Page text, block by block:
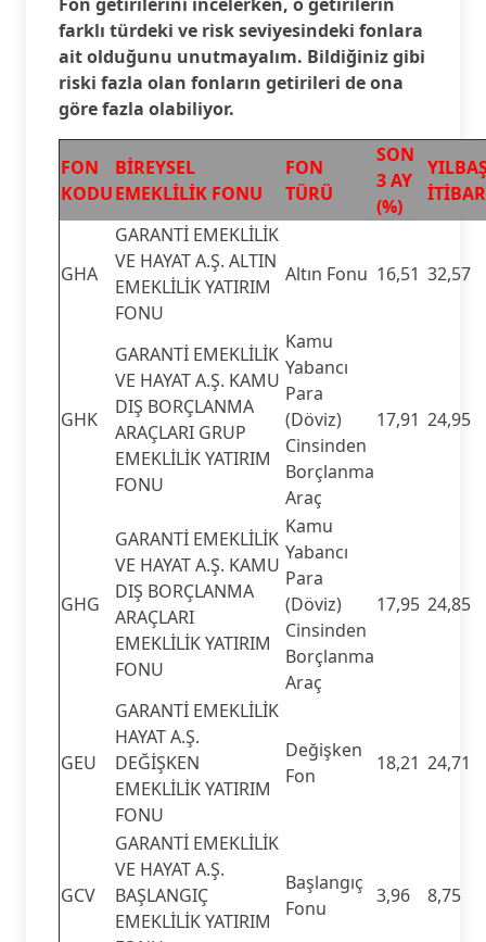
farklı türdeki ve risk seviyesindeki fonlara
ait olduğunu unutmayalım. Bildiğiniz gibi
riski fazla olan fonların getirileri de ona
göre fazla olabiliyor.
FON
KODU
BİREYSEL
EMEKLİLİK FONU
FON
TÜRÜ
SON
3 AY
(%)
GHA
GARANTİ EMEKLİLİK
VE HAYAT A.Ş. ALTIN
EMEKLİLİK YATIRIM
FONU
Altın Fonu 16,51 32,57
GHK
GARANTİ EMEKLİLİK
VE HAYAT A.Ş. KAMU
DIŞ BORÇLANMA
ARAÇLARI GRUP
EMEKLİLİK YATIRIM
FONU
Kamu
Yabancı
Para
(Döviz)
Cinsinden
Borçlanma
Araç
17,91 24,95
GHG
GARANTİ EMEKLİLİK
VE HAYAT A.Ş. KAMU
DIŞ BORÇLANMA
ARAÇLARI
EMEKLİLİK YATIRIM
FONU
Kamu
Yabancı
Para
(Döviz)
Cinsinden
Borçlanma
Araç
17,95 24,85
GEU
GARANTİ EMEKLİLİK
HAYAT A.Ş.
DEĞİŞKEN
EMEKLİLİK YATIRIM
FONU
Değişken
Fon
18,21 24,71
GCV
GARANTİ EMEKLİLİK
VE HAYAT A.Ş.
BAŞLANGIÇ
EMEKLİLİK YATIRIM
Başlangıç
Fonu
3,96 8,75